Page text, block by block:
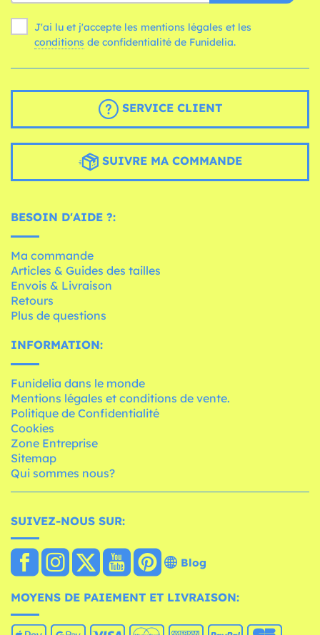
J'ai lu et j'accepte les mentions légales et les
conditions de confidentialité de Funidelia.
SERVICE CLIENT
SUIVRE MA COMMANDE
BESOIN D'AIDE ?:
Ma commande
Articles & Guides des tailles
Envois & Livraison
Retours
Plus de questions
INFORMATION:
Funidelia dans le monde
Mentions légales et conditions de vente.
Politique de Confidentialité
Cookies
Zone Entreprise
Sitemap
Qui sommes nous?
SUIVEZ-NOUS SUR:
Blog
MOYENS DE PAIEMENT ET LIVRAISON: